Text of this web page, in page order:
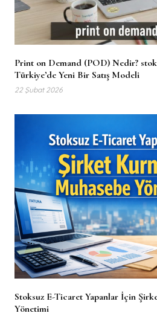
Print on Demand (POD) Nedir?
Türkiye’de Yeni Bir Satış Modeli
22 Şubat 2026
Stoksuz E-Ticaret Yapanlar İçin
Yönetimi